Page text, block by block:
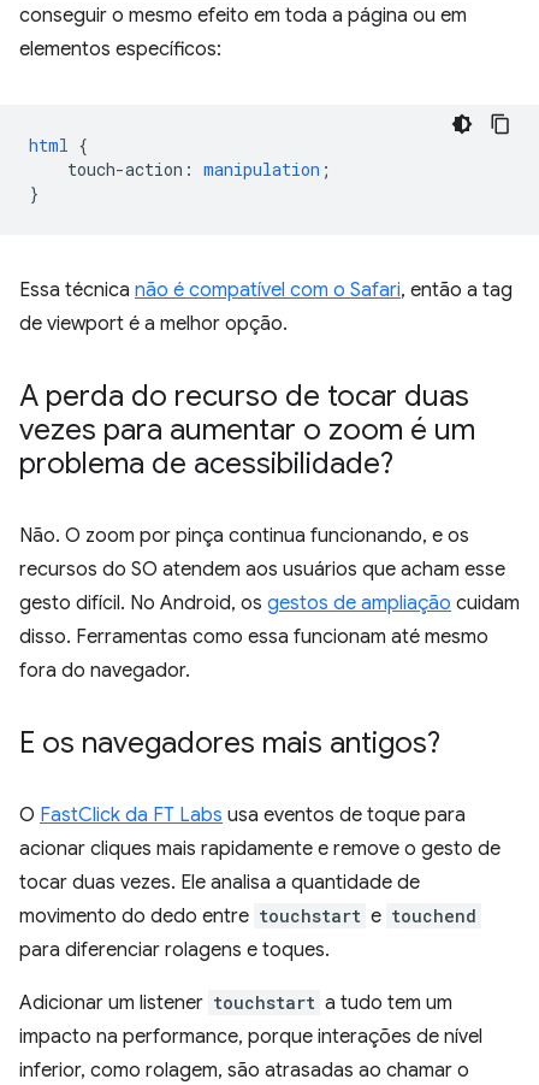
conseguir o mesmo efeito em toda a página ou em
elementos específicos:
html {
touch-action : manipulation ;
}
Essa técnica não é compatível com o Safari, então a tag
de viewport é a melhor opção.
A perda do recurso de tocar duas
vezes para aumentar o zoom é um
problema de acessibilidade?
Não. O zoom por pinça continua funcionando, e os
recursos do SO atendem aos usuários que acham esse
gesto difícil. No Android, os gestos de ampliação cuidam
disso. Ferramentas como essa funcionam até mesmo
fora do navegador.
E os navegadores mais antigos?
O FastClick da FT Labs usa eventos de toque para
acionar cliques mais rapidamente e remove o gesto de
tocar duas vezes. Ele analisa a quantidade de
movimento do dedo entre touchstart e touchend
para diferenciar rolagens e toques.
Adicionar um listener touchstart a tudo tem um
impacto na performance, porque interações de nível
inferior, como rolagem, são atrasadas ao chamar o